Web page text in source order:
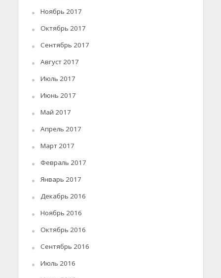
Ноябрь 2017
Октябрь 2017
Сентябрь 2017
Август 2017
Июль 2017
Июнь 2017
Май 2017
Апрель 2017
Март 2017
Февраль 2017
Январь 2017
Декабрь 2016
Ноябрь 2016
Октябрь 2016
Сентябрь 2016
Июль 2016